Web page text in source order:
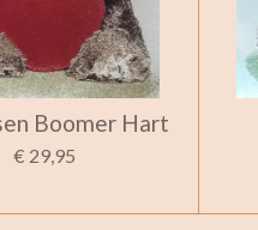
Boomer Hart
€ 29,95